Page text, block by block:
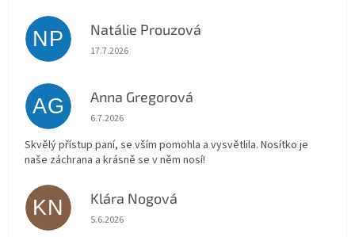
NP Natálie Prouzová
Hodnocení obchodu je 5 z 5 hvězdiček.
17.7.2026
AG Anna Gregorová
Hodnocení obchodu je 5 z 5 hvězdiček.
6.7.2026
Skvělý přístup paní, se vším pomohla a vysvětlila. Nosítko je
naše záchrana a krásně se v něm nosí!
KN Klára Nogová
Hodnocení obchodu je 5 z 5 hvězdiček.
5.6.2026